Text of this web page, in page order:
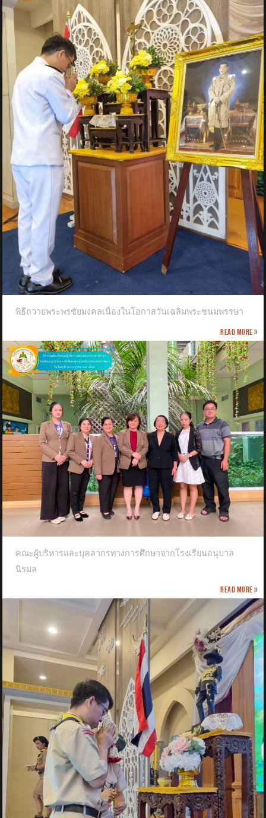
พิธีถวายพระพรชัยมงคลเนื่องในโอกาสวันเฉลิมพระชนมพรรษา
Read more »
คณะผู้บริหารและบุคลากรทางการศึกษาจากโรงเรียนอนุบาล
นิรมล
Read more »